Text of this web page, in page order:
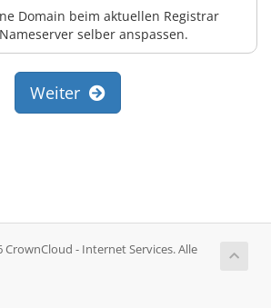
Domain beim aktuellen Registrar
selber anspassen.
Weiter
- Internet Services. Alle